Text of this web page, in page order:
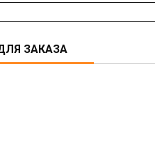
ЗАКАЗА